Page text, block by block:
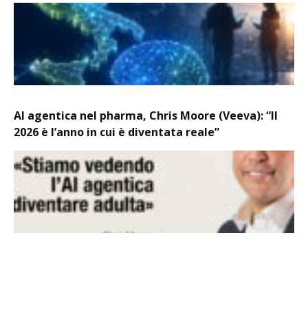
AI agentica nel pharma, Chris Moore (Veeva): “Il
2026 è l’anno in cui è diventata reale”